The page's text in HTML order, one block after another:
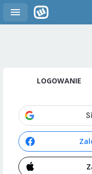
LOGOWANIE